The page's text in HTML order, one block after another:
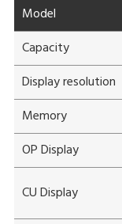
Model
Capacity
Display resolution
Memory
OP Display
CU Display